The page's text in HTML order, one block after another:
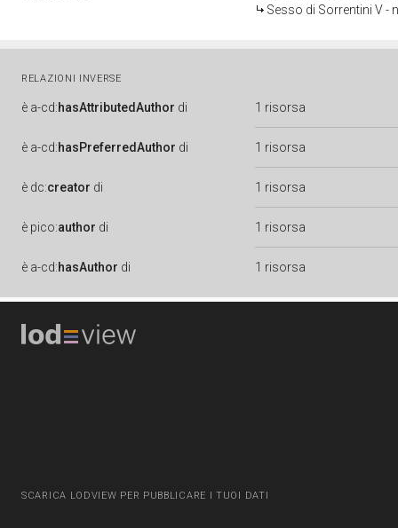
Sesso di Sorrentini V -
RELAZIONI INVERSE
è a-cd:hasAttributedAuthor di 1 risorsa
è a-cd:hasPreferredAuthor di 1 risorsa
è dc:creator di 1 risorsa
è pico:author di 1 risorsa
è a-cd:hasAuthor di 1 risorsa
SCARICA LODVIEW PER PUBBLICARE I TUOI DATI